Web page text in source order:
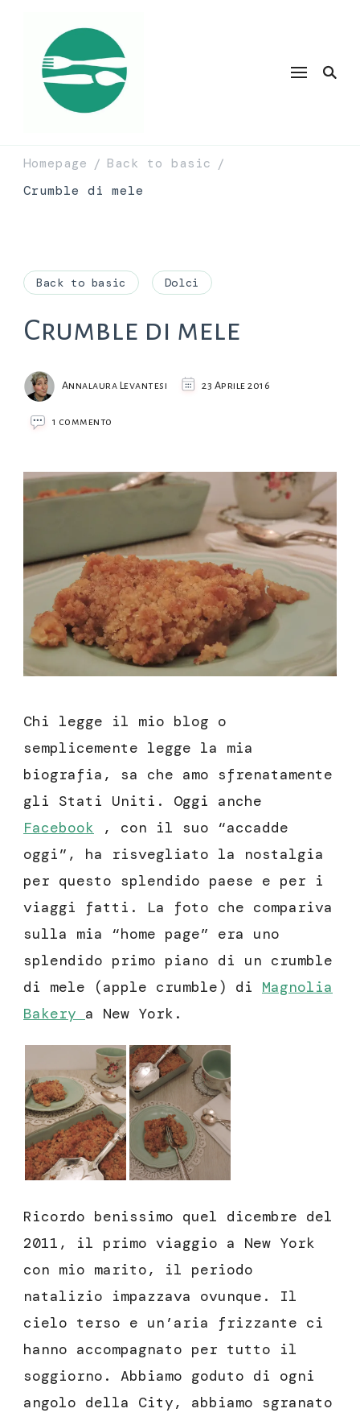
Homepage / Back to basic /
Crumble di mele
Back to basic Dolci
Crumble di mele
Annalaura Levantesi 23 Aprile 2016
1 commento
mele
Chi legge il mio blog o
semplicemente legge la mia
biografia, sa che amo sfrenatamente
gli Stati Uniti. Oggi anche
Facebook , con il suo “accadde
oggi”, ha risvegliato la nostalgia
per questo splendido paese e per i
viaggi fatti. La foto che compariva
sulla mia “home page” era uno
splendido primo piano di un crumble
di mele (apple crumble) di Magnolia
Bakery a New York.
Ricordo benissimo quel dicembre del
2011, il primo viaggio a New York
con mio marito, il periodo
natalizio impazzava ovunque. Il
cielo terso e un’aria frizzante ci
hanno accompagnato per tutto il
soggiorno. Abbiamo goduto di ogni
angolo della City, abbiamo sgranato